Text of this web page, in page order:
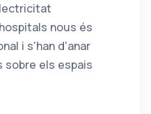
nous és
i s'han d'anar
els espais